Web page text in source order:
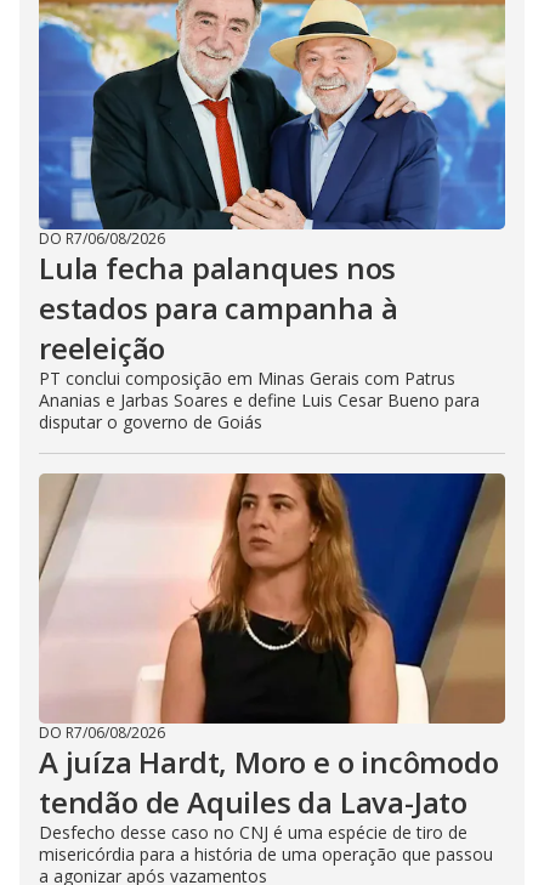
DO R7/06/08/2026
Lula fecha palanques nos
estados para campanha à
reeleição
PT conclui composição em Minas Gerais com Patrus
Ananias e Jarbas Soares e define Luis Cesar Bueno para
disputar o governo de Goiás
DO R7/06/08/2026
A juíza Hardt, Moro e o incômodo
tendão de Aquiles da Lava-Jato
Desfecho desse caso no CNJ é uma espécie de tiro de
misericórdia para a história de uma operação que passou
a agonizar após vazamentos